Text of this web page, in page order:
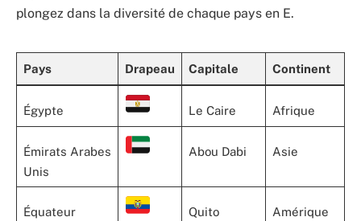
plongez dans la diversité de chaque pays en E.
Pays Drapeau Capitale Continent
Égypte Le Caire Afrique
Émirats Arabes
Unis
Abou Dabi Asie
Équateur Quito
Amérique